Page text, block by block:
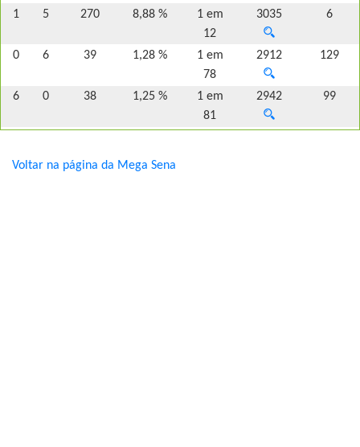
1 5 270 8,88 %
1 em
12
3035 6
0 6 39 1,28 %
1 em
78
2912 129
6 0 38 1,25 %
1 em
81
2942 99
Voltar na página da Mega Sena